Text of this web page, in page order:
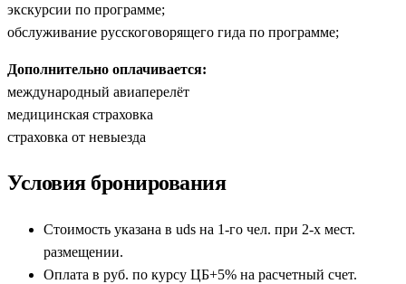
экскурсии по программе;
обслуживание русскоговорящего гида по программе;
Дополнительно оплачивается:
международный авиаперелёт
медицинская страховка
страховка от невыезда
Условия бронирования
Стоимость указана в uds на 1-го чел. при 2-х мест.
размещении.
Оплата в руб. по курсу ЦБ+5% на расчетный счет.